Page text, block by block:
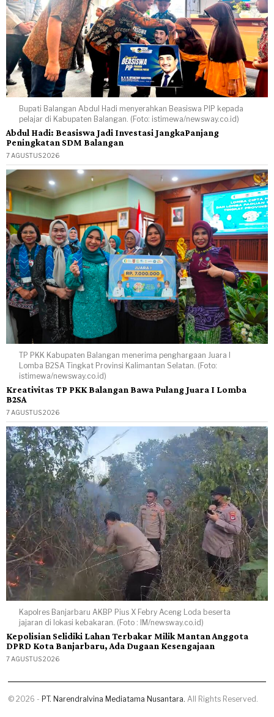
Bupati Balangan Abdul Hadi menyerahkan Beasiswa PIP kepada
pelajar di Kabupaten Balangan. (Foto: istimewa/newsway.co.id)
Abdul Hadi: Beasiswa Jadi Investasi JangkaPanjang
Peningkatan SDM Balangan
7 AGUSTUS 2026
TP PKK Kabupaten Balangan menerima penghargaan Juara I
Lomba B2SA Tingkat Provinsi Kalimantan Selatan. (Foto:
istimewa/newsway.co.id)
Kreativitas TP PKK Balangan Bawa Pulang Juara I Lomba
B2SA
7 AGUSTUS 2026
Kapolres Banjarbaru AKBP Pius X Febry Aceng Loda beserta
jajaran di lokasi kebakaran. (Foto : IM/newsway.co.id)
Kepolisian Selidiki Lahan Terbakar Milik Mantan Anggota
DPRD Kota Banjarbaru, Ada Dugaan Kesengajaan
7 AGUSTUS 2026
©2026 - PT. Narendralvina Mediatama Nusantara. All Rights Reserved.